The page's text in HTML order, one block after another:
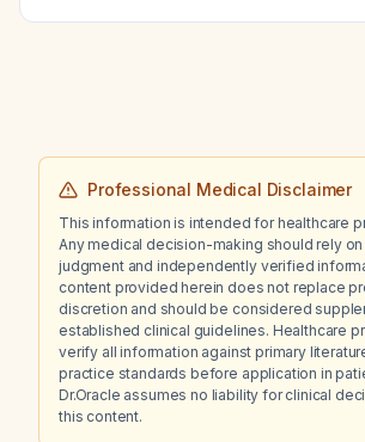
headache, gastrointestinal
Professional Medical Disclaimer
This information is intended for healthcare
Any medical decision-making should rely on
judgment and independently verified
content provided herein does not replace
discretion and should be considered
established clinical guidelines. Healthcare
verify all information against primary
practice standards before application in
Dr.Oracle assumes no liability for clinical
this content.